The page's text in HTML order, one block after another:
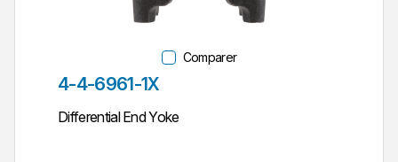
Comparer
Réf. pièce
4-4-6961-1X
Differential End Yoke